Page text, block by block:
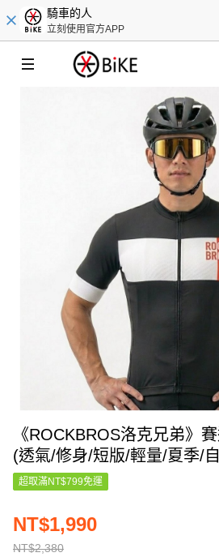
騎車的人
立刻使用官方APP
《ROCKBROS洛克兄弟》
(透氣/修身/短版/輕量/夏季/
超取滿NT$799免運
NT$2,380
NT$1,990